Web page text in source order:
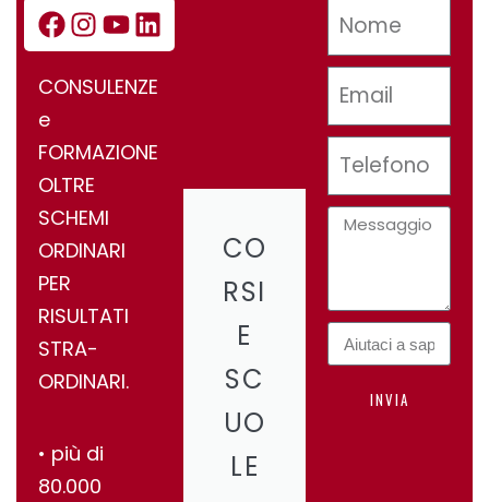
CONSULENZE
e
FORMAZIONE
OLTRE
SCHEMI
ORDINARI
PER
RISULTATI
STRA-
ORDINARI.
•⁠ ⁠più di
80.000
CO
RSI
E
SC
UO
LE
INVIA